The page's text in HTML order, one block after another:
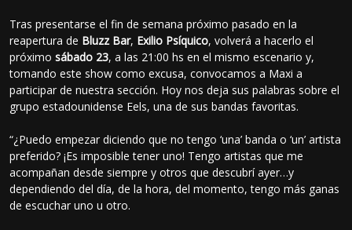
Tras presentarse el fin de semana próximo pasado en la
reapertura de Bluzz Bar, Exilio Psíquico, volverá a hacerlo el
próximosábado 23, a las 21:00 hs en el mismo escenario y,
tomando este show como excusa, convocamos a Maxi a
participar de nuestra sección. Hoy nos deja sus palabras sobre el
grupo estadounidense Eels, una de sus bandas favoritas.
“¿Puedo empezar diciendo que no tengo ‘una’ banda o ‘un’ artista
preferido? ¡Es imposible tener uno! Tengo artistas que me
acompañan desde siempre y otros que descubrí ayer…y
dependiendo del día, de la hora, del momento, tengo más ganas
de escuchar uno u otro.